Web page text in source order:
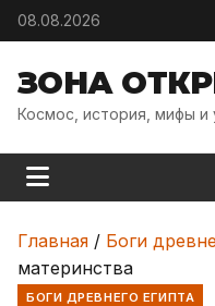
Skip to content
08.08.2026
ЗОНА
Космос, история, мифы и
Главная / Боги
материнства
БОГИ ДРЕВНЕГО ЕГИПТА